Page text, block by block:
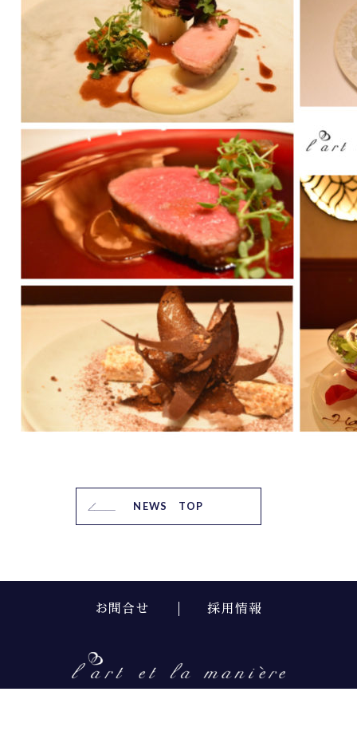
NEWS TOP
お問合せ 採用情報